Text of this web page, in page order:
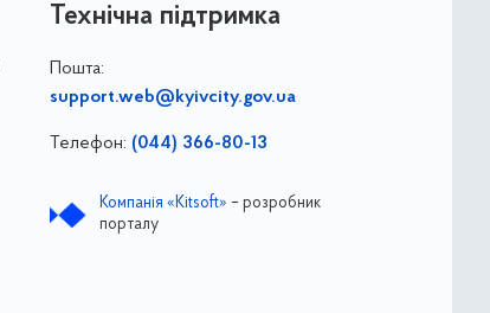
Технічна підтримка
Пошта:
support.web@kyivcity.gov.ua
Телефон: (044) 366-80-13
Компанія «Kitsoft» – розробник
порталу